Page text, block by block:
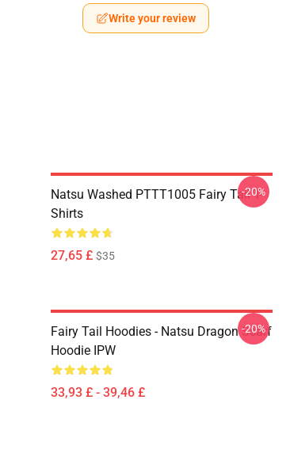
Write your review
Natsu Washed PTTT1005 Fairy Tail T-
Shirts
27,65 £ $35
-20%
Fairy Tail Hoodies - Natsu Dragon Scarf
Hoodie IPW
33,93 £ - 39,46 £
-20%